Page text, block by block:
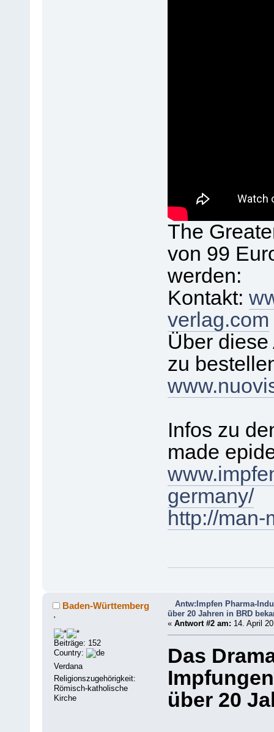
The
von 99
werden:
Kontakt:
verlag.com
Über
zu
Infos zu
made
germany/
http://
Baden-Württemberg
'
Beiträge: 152
Country:
Verdana
Religionszugehörigkeit:
Römisch-katholische
Kirche
Antw:Impfen Pharma-
über 20 Jahren in BRD
« Antwort #2 am: 14. April
Das
über 20